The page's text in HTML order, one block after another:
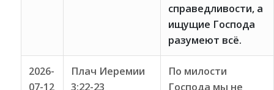
справедливости, а
ищущие Господа
разумеют всё.
2026-
07-12
Плач Иеремии
3:22-23
По милости
Господа мы не